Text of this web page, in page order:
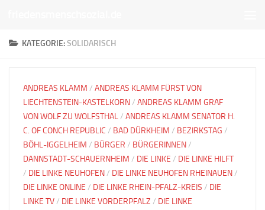
KATEGORIE:SOLIDARISCH
ANDREAS KLAMM / ANDREAS KLAMM FÜRST VON
LIECHTENSTEIN-KASTELKORN/ ANDREAS KLAMM GRAF
VON WOLF ZU WOLFSTHAL/ ANDREAS KLAMM SENATOR H.
C. OF CONCH REPUBLIC / BAD DÜRKHEIM / BEZIRKSTAG /
BÖHL-IGGELHEIM / BÜRGER / BÜRGERINNEN/
DANNSTADT-SCHAUERNHEIM / DIE LINKE / DIE LINKE HILFT
/ DIE LINKE NEUHOFEN/ DIE LINKE NEUHOFEN RHEINAUEN/
DIE LINKE ONLINE / DIE LINKE RHEIN-PFALZ-KREIS / DIE
LINKE TV/ DIE LINKE VORDERPFALZ / DIE LINKE